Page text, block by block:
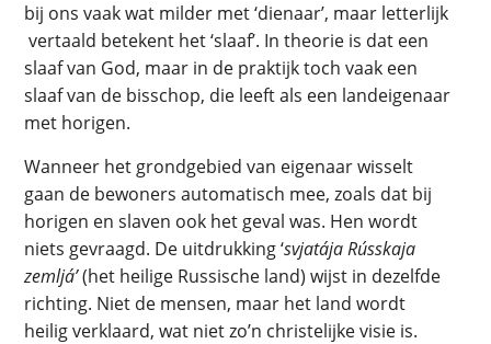
bij ons vaak wat milder met ‘dienaar’, maar letterlijk
vertaald betekent het ‘slaaf’. In theorie is dat een
slaaf van God, maar in de praktijk toch vaak een
slaaf van de bisschop, die leeft als een landeigenaar
met horigen.
Wanneer het grondgebied van eigenaar wisselt
gaan de bewoners automatisch mee, zoals dat bij
horigen en slaven ook het geval was. Hen wordt
niets gevraagd. De uitdrukking ‘svjatája Rússkaja
zemljá’(het heilige Russische land) wijst in dezelfde
richting. Niet de mensen, maar het land wordt
heilig verklaard, wat niet zo’n christelijke visie is.